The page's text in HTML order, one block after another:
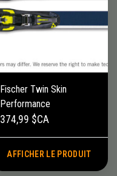
Fischer Twin Skin
Performance
374,99 $CA
AFFICHER LE PRODUIT